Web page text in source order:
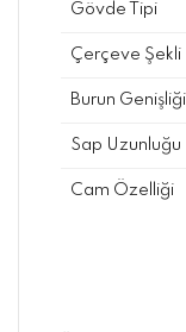
Gövde Tipi
Çerçeve Şekli
Burun Genişliği
Sap Uzunluğu
Cam Özelliği